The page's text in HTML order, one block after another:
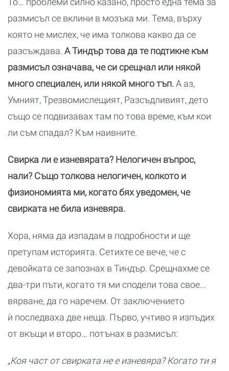
размисъл се вклини в мозъка ми. Тема, върху
която не мислех, че има толкова какво да се
разсъждава. А Тиндър това да те подтикне към
размисъл означава, че си срещнал или някой
много специален, или някой много тъп.А аз,
Умният, Трезвомислещият, Разсъдливият, дето
също се подвизавах там по това време, към кои
ли съм спадал? Към наивните.
Свирка ли е изневярата? Нелогичен въпрос,
нали? Също толкова нелогичен, колкото и
физиономията ми, когато бях уведомен, че
свирката не била изневяра.
Хора, няма да изпадам в подробности и ще
претупам историята. Сетихте се вече, че с
девойката се запознах в Тиндър. Срещнахме се
два-три пъти, когато тя ми сподели това свое...
вярване, да го наречем. От заключението
ѝ последваха две неща. Първо, учтиво я изпъдих
от вкъщи и второ… потънах в размисъл:
„Коя част от свирката не е изневяра? Когато ти я